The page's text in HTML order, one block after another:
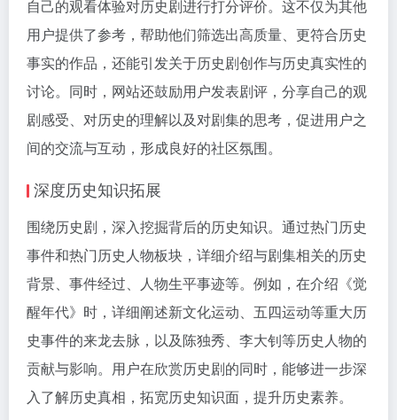
自己的观看体验对历史剧进行打分评价。这不仅为其他
用户提供了参考，帮助他们筛选出高质量、更符合历史
事实的作品，还能引发关于历史剧创作与历史真实性的
讨论。同时，网站还鼓励用户发表剧评，分享自己的观
剧感受、对历史的理解以及对剧集的思考，促进用户之
间的交流与互动，形成良好的社区氛围。
深度历史知识拓展
围绕历史剧，深入挖掘背后的历史知识。通过热门历史
事件和热门历史人物板块，详细介绍与剧集相关的历史
背景、事件经过、人物生平事迹等。例如，在介绍《觉
醒年代》时，详细阐述新文化运动、五四运动等重大历
史事件的来龙去脉，以及陈独秀、李大钊等历史人物的
贡献与影响。用户在欣赏历史剧的同时，能够进一步深
入了解历史真相，拓宽历史知识面，提升历史素养。